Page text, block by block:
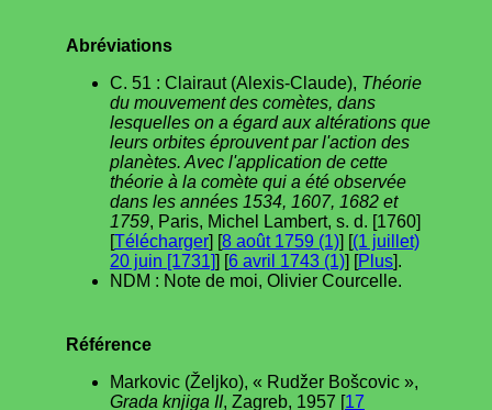
Abréviations
C. 51 : Clairaut (Alexis-Claude), Théorie
du mouvement des comètes, dans
lesquelles on a égard aux altérations que
leurs orbites éprouvent par l'action des
planètes. Avec l'application de cette
théorie à la comète qui a été observée
dans les années 1534, 1607, 1682 et
1759, Paris, Michel Lambert, s. d. [1760]
[Télécharger] [8 août 1759 (1)] [(1 juillet)
20 juin [1731]] [6 avril 1743 (1)] [Plus].
NDM : Note de moi, Olivier Courcelle.
Référence
Markovic (Željko), « Rudžer Bošcovic »,
Grada knjiga II, Zagreb, 1957 [17